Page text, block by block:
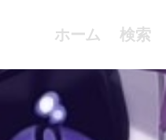
ホーム 検索